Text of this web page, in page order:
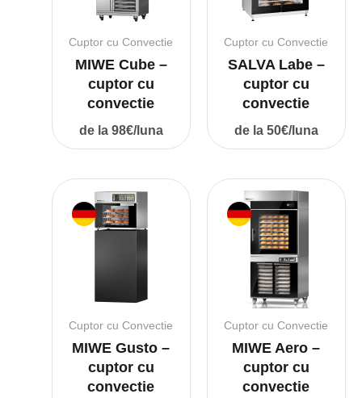
Cuptor cu Convectie
MIWE Cube –
cuptor cu
convectie
de la 98€/luna
Cuptor cu Convectie
SALVA Labe –
cuptor cu
convectie
de la 50€/luna
Cuptor cu Convectie
MIWE Gusto –
cuptor cu
convectie
Cuptor cu Convectie
MIWE Aero –
cuptor cu
convectie